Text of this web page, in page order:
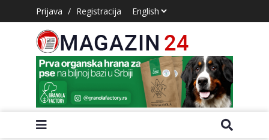
Prijava / Registracija